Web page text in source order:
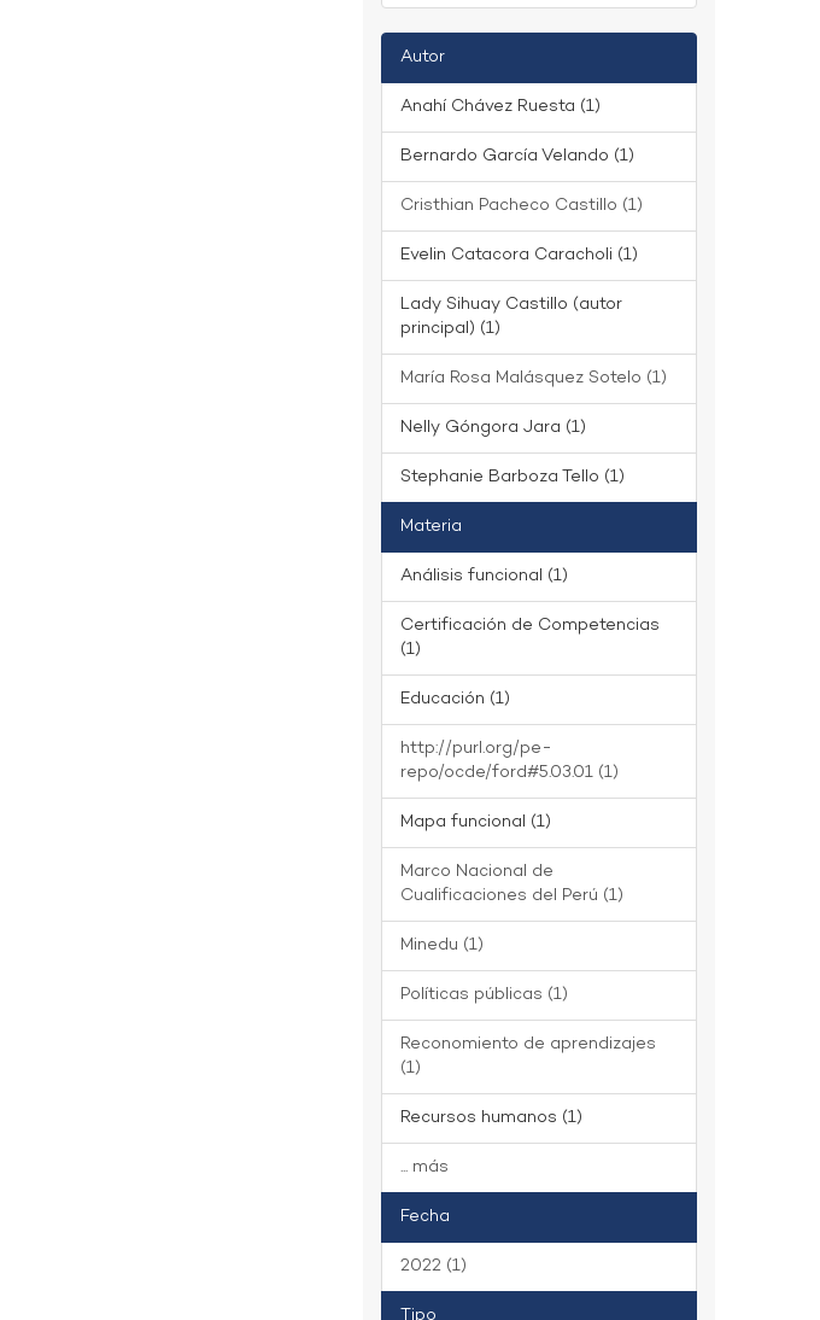
Autor
Anahí Chávez Ruesta (1)
Bernardo García Velando (1)
Cristhian Pacheco Castillo (1)
Evelin Catacora Caracholi (1)
Lady Sihuay Castillo (autor
principal) (1)
María Rosa Malásquez Sotelo (1)
Nelly Góngora Jara (1)
Stephanie Barboza Tello (1)
Materia
Análisis funcional (1)
Certificación de Competencias
(1)
Educación (1)
http://purl.org/pe-
repo/ocde/ford#5.03.01 (1)
Mapa funcional (1)
Marco Nacional de
Cualificaciones del Perú (1)
Minedu (1)
Políticas públicas (1)
Reconomiento de aprendizajes
(1)
Recursos humanos (1)
... más
Fecha
2022 (1)